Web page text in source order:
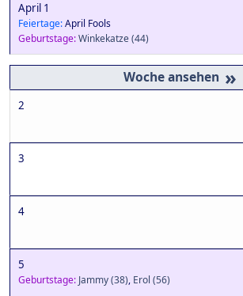
April 1
Feiertage:April Fools
Geburtstage:Winkekatze(44)
»
2
3
4
5
Geburtstage: Jammy(38), Erol (56)